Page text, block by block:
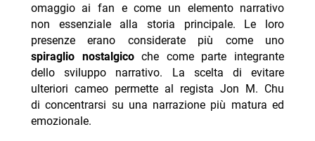
omaggio ai fan e come un elemento narrativo
non essenziale alla storia principale. Le loro
presenze erano considerate più come uno
spiraglio nostalgicoche come parte integrante
dello sviluppo narrativo. La scelta di evitare
ulteriori cameo permette al regista Jon M. Chu
di concentrarsi su una narrazione più matura ed
emozionale.